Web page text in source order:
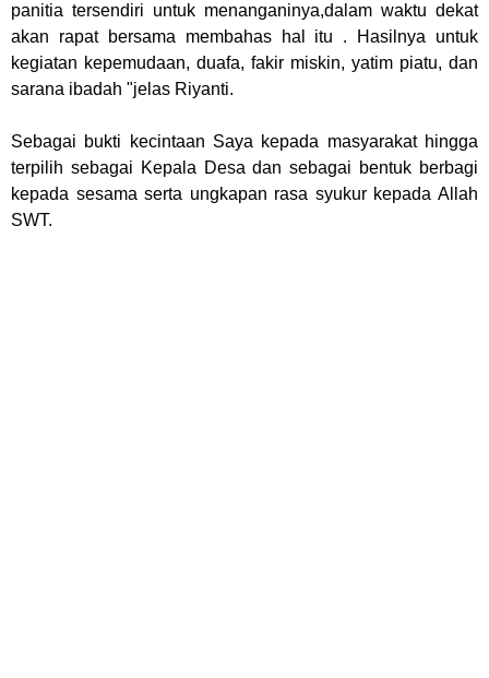
panitia tersendiri untuk menanganinya,dalam waktu dekat
akan rapat bersama membahas hal itu . Hasilnya untuk
kegiatan kepemudaan, duafa, fakir miskin, yatim piatu, dan
sarana ibadah "jelas Riyanti.
Sebagai bukti kecintaan Saya kepada masyarakat hingga
terpilih sebagai Kepala Desa dan sebagai bentuk berbagi
kepada sesama serta ungkapan rasa syukur kepada Allah
SWT.